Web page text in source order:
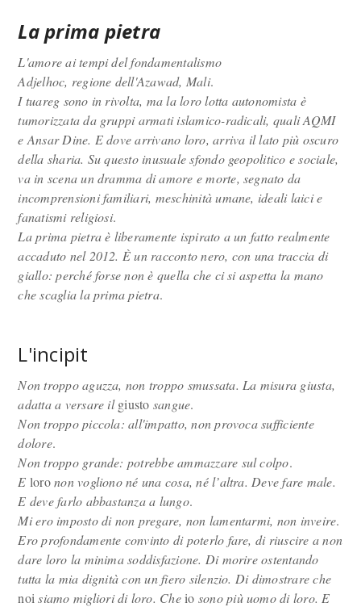
La prima pietra
L'amore ai tempi del fondamentalismo
Adjelhoc, regione dell'Azawad, Mali.
I tuareg sono in rivolta, ma la loro lotta autonomista è
tumorizzata da gruppi armati islamico-radicali, quali AQMI
e Ansar Dine. E dove arrivano loro, arriva il lato più oscuro
della sharia. Su questo inusuale sfondo geopolitico e sociale,
va in scena un dramma di amore e morte, segnato da
incomprensioni familiari, meschinità umane, ideali laici e
fanatismi religiosi.
La prima pietra è liberamente ispirato a un fatto realmente
accaduto nel 2012. È un racconto nero, con una traccia di
giallo: perché forse non è quella che ci si aspetta la mano
che scaglia la prima pietra.
L'incipit
Non troppo aguzza, non troppo smussata. La misura giusta,
adatta a versare ilgiusto sangue.
Non troppo piccola: all'impatto, non provoca sufficiente
dolore.
Non troppo grande: potrebbe ammazzare sul colpo.
E loronon vogliono né una cosa, né l’altra. Deve fare male.
E deve farlo abbastanza a lungo.
Mi ero imposto di non pregare, non lamentarmi, non inveire.
Ero profondamente convinto di poterlo fare, di riuscire a non
dare loro la minima soddisfazione. Di morire ostentando
tutta la mia dignità con un fiero silenzio. Di dimostrare che
noi siamo migliori di loro. Cheio sono più uomo di loro. E